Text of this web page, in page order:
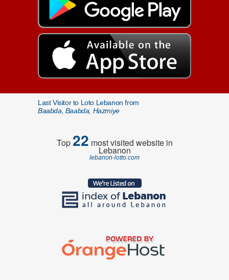
Last Visitor to Loto Lebanon from
Baabda, Baabda, Hazmiye
Top22 most visited website in
Lebanon
lebanon-lotto.com